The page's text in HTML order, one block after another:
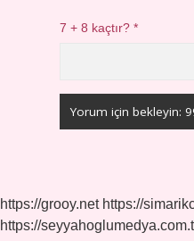
7 + 8 kaçtır?*
https://grooy.net https://
https://